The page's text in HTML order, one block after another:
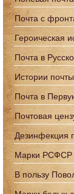
Почта с
Героическая
Почта в
Истории
Почта в
Почтовая
Дезинфекция
Марки РСФСР
В пользу